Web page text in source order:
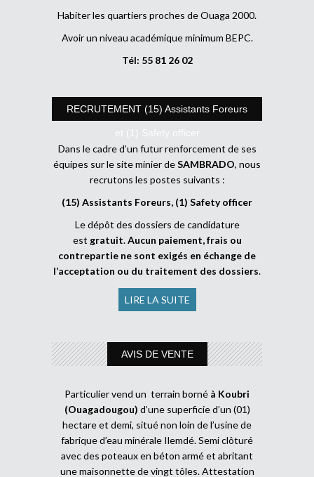
Habiter les quartiers proches de Ouaga 2000.
Avoir un niveau académique minimum BEPC.
Tél: 55 81 26 02
RECRUTEMENT (15) Assistants Foreurs
et (1) Safety officer
Dans le cadre d’un futur renforcement de ses
équipes sur le site minier deSAMBRADO, nous
recrutons les postes suivants :
(15) Assistants Foreurs, (1) Safety officer
Le dépôt des dossiers de candidature
est gratuit.Aucun paiement, frais ou
contrepartie ne sont exigés en échange de
l’acceptation ou du traitement des dossiers.
LIRE LA SUITE
AVIS DE VENTE
Particulier vend un terrain borné à Koubri
(Ouagadougou) d’une superficie d’un (01)
hectare et demi, situé non loin de l’usine de
fabrique d’eau minérale Ilemdé. Semi clôturé
avec des poteaux en béton armé et abritant
une maisonnette de vingt tôles. Attestation